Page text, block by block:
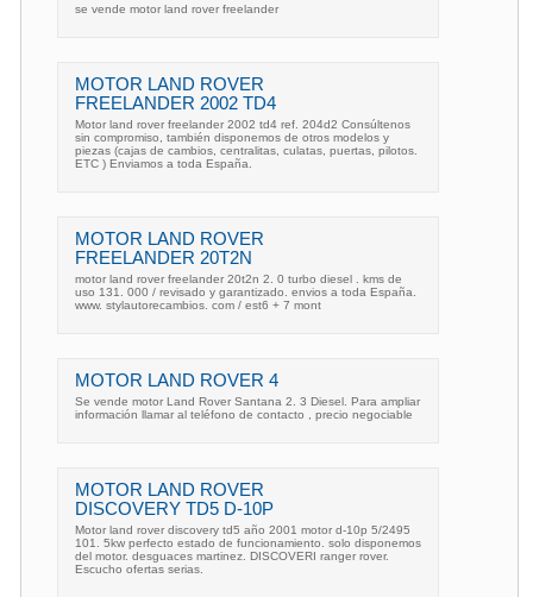
se vende motor land rover freelander
MOTOR LAND ROVER
FREELANDER 2002 TD4
Motor land rover freelander 2002 td4 ref. 204d2 Consúltenos
sin compromiso, también disponemos de otros modelos y
piezas (cajas de cambios, centralitas, culatas, puertas, pilotos.
ETC ) Enviamos a toda España.
MOTOR LAND ROVER
FREELANDER 20T2N
motor land rover freelander 20t2n 2. 0 turbo diesel . kms de
uso 131. 000 / revisado y garantizado. envios a toda España.
www. stylautorecambios. com / est6 + 7 mont
MOTOR LAND ROVER 4
Se vende motor Land Rover Santana 2. 3 Diesel. Para ampliar
información llamar al teléfono de contacto , precio negociable
MOTOR LAND ROVER
DISCOVERY TD5 D-10P
Motor land rover discovery td5 año 2001 motor d-10p 5/2495
101. 5kw perfecto estado de funcionamiento. solo disponemos
del motor. desguaces martinez. DISCOVERI ranger rover.
Escucho ofertas serias.